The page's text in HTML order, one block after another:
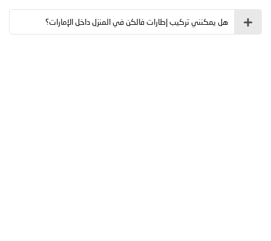
هل يمكنني تركيب إطارات فالكن في المنزل داخل الإمارات؟